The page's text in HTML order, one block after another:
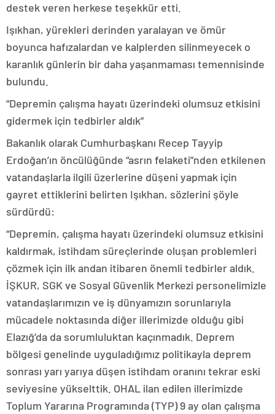
destek veren herkese teşekkür etti.
Işıkhan, yürekleri derinden yaralayan ve ömür
boyunca hafızalardan ve kalplerden silinmeyecek o
karanlık günlerin bir daha yaşanmaması temennisinde
bulundu.
“Depremin çalışma hayatı üzerindeki olumsuz etkisini
gidermek için tedbirler aldık”
Bakanlık olarak Cumhurbaşkanı Recep Tayyip
Erdoğan’ın öncülüğünde “asrın felaketi”nden etkilenen
vatandaşlarla ilgili üzerlerine düşeni yapmak için
gayret ettiklerini belirten Işıkhan, sözlerini şöyle
sürdürdü:
“Depremin, çalışma hayatı üzerindeki olumsuz etkisini
kaldırmak, istihdam süreçlerinde oluşan problemleri
çözmek için ilk andan itibaren önemli tedbirler aldık.
İŞKUR, SGK ve Sosyal Güvenlik Merkezi personelimizle
vatandaşlarımızın ve iş dünyamızın sorunlarıyla
mücadele noktasında diğer illerimizde olduğu gibi
Elazığ’da da sorumluluktan kaçınmadık. Deprem
bölgesi genelinde uyguladığımız politikayla deprem
sonrası yarı yarıya düşen istihdam oranını tekrar eski
seviyesine yükselttik. OHAL ilan edilen illerimizde
Toplum Yararına Programında (TYP) 9 ay olan çalışma